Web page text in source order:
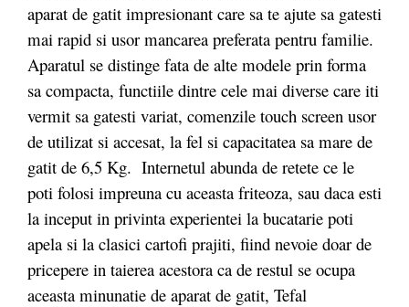
aparat de gatit impresionant care sa te ajute sa gatesti
mai rapid si usor mancarea preferata pentru familie.
Aparatul se distinge fata de alte modele prin forma
sa compacta, functiile dintre cele mai diverse care iti
vermit sa gatesti variat, comenzile touch screen usor
de utilizat si accesat, la fel si capacitatea sa mare de
gatit de 6,5 Kg. Internetul abunda de retete ce le
poti folosi impreuna cu aceasta friteoza, sau daca esti
la inceput in privinta experientei la bucatarie poti
apela si la clasici cartofi prajiti, fiind nevoie doar de
pricepere in taierea acestora ca de restul se ocupa
aceasta minunatie de aparat de gatit, Tefal